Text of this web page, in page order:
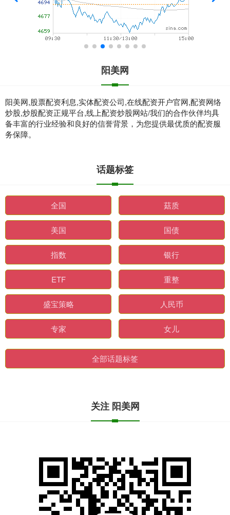
阳美网
阳美网,股票配资利息,实体配资公司,在线配资开户官网,配资网络
炒股,炒股配资正规平台,线上配资炒股网站/我们的合作伙伴均具
备丰富的行业经验和良好的信誉背景，为您提供最优质的配资服
务保障。
话题标签
全国 菇质
美国 国债
指数 银行
ETF 重整
盛宝策略 人民币
专家 女儿
全部话题标签
关注 阳美网